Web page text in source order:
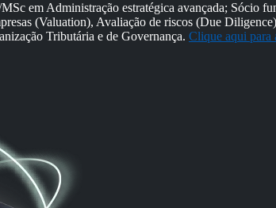
em Administração estratégica avançada; Sócio
(Valuation), Avaliação de riscos (Due
Tributária e de Governança. Clique aqui para